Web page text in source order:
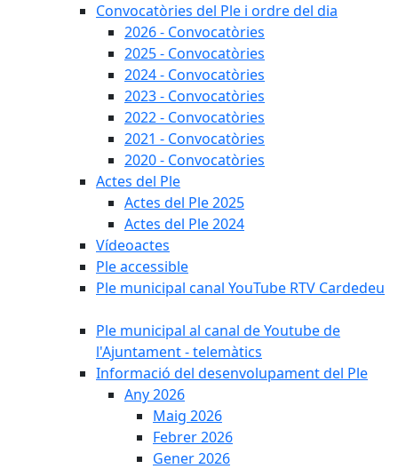
Convocatòries del Ple i ordre del dia
2026 - Convocatòries
2025 - Convocatòries
2024 - Convocatòries
2023 - Convocatòries
2022 - Convocatòries
2021 - Convocatòries
2020 - Convocatòries
Actes del Ple
Actes del Ple 2025
Actes del Ple 2024
Vídeoactes
Ple accessible
Ple municipal canal YouTube RTV Cardedeu
Ple municipal al canal de Youtube de
l'Ajuntament - telemàtics
Informació del desenvolupament del Ple
Any 2026
Maig 2026
Febrer 2026
Gener 2026